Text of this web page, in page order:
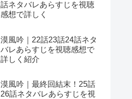
話ネタバレあらすじを視聴
感想で詳しく
漠風吟｜22話23話24話ネタ
バレあらすじを視聴感想で
詳しく紹介
漠風吟｜最終回結末！25話
26話ネタバレあらすじを視